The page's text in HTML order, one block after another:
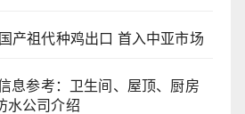
产祖代种鸡出口 首入中亚市场
息参考：卫生间、屋顶、厨房
水公司介绍